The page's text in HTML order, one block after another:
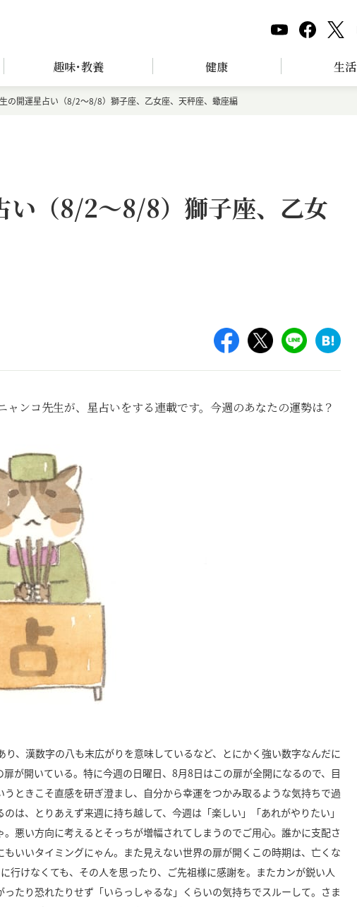
趣味･教養 健康 生活
の開運星占い（8/2～8/8）獅子座、乙女座、天秤座、蠍座編
い（8/2～8/8）獅子座、乙女
ンコ先生が、星占いをする連載です。今週のあなたの運勢は？
、漢数字の八も末広がりを意味しているなど、とにかく強い数字なんだに
が開いている。特に今週の日曜日、 8月8日はこの扉が全開になるので、目
ときこそ直感を研ぎ澄まし、自分から幸運をつかみ取るような気持ちで過
は、とりあえず来週に持ち越して、今週は「楽しい」「あれがやりたい」
悪い方向に考えるとそっちが増幅されてしまうのでご用心。誰かに支配さ
いいタイミングにゃん。また見えない世界の扉が開くこの時期は、亡くな
行けなくても、その人を思ったり、ご先祖様に感謝を。またカンが鋭い人
たり恐れたりせず「いらっしゃるな」くらいの気持ちでスルーして。さま